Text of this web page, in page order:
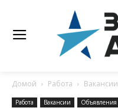
Домой Работа Вакансии
Работа Вакансии Объявления